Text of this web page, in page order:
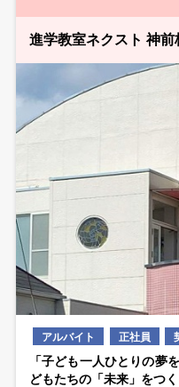
進学教室ネクスト 神前
アルバイト 正社員
「子ども一人ひとりの夢
どもたちの「未来」をつ